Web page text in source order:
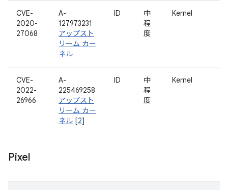
CVE-
2020-
27068
A-
127973231
アップスト
リーム カー
ネル
ID
中
程
度
Kernel
CVE-
2022-
26966
A-
225469258
アップスト
リーム カー
ネル [2]
ID
中
程
度
Kernel
Pixel